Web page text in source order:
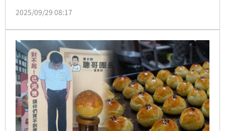
酥的家，更在今年9月由《網路溫度計DailyView》票選
面踢爆香格禮坊疑有食安問題，不僅放置廚具的地方發
霉，並用生鏽的空罐頭來盛裝製作餅皮的水與油，更誇
張的是店家更有一處隱藏的廚房，專門用來躲避衛生局
2025/09/29 08:17